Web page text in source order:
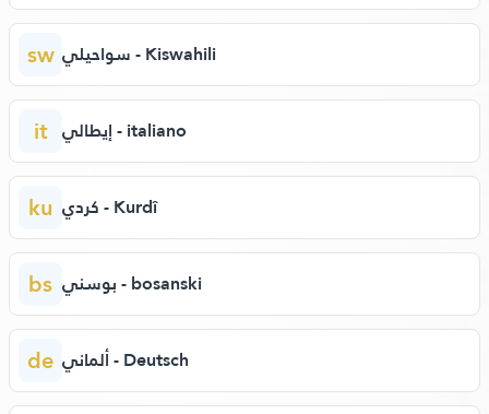
sw سواحيلي - Kiswahili
it إيطالي - italiano
ku كردي - Kurdî
bs بوسني - bosanski
de ألماني - Deutsch